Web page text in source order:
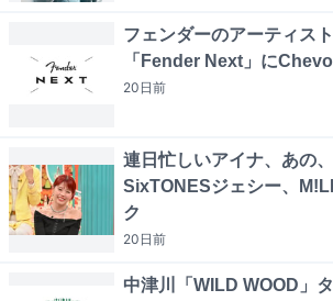
フェンダーのアーティス
「Fender Next」に
20日前
連日忙しいアイナ、あの
SixTONESジェシー、
ク
20日前
中津川「WILD WOOD」